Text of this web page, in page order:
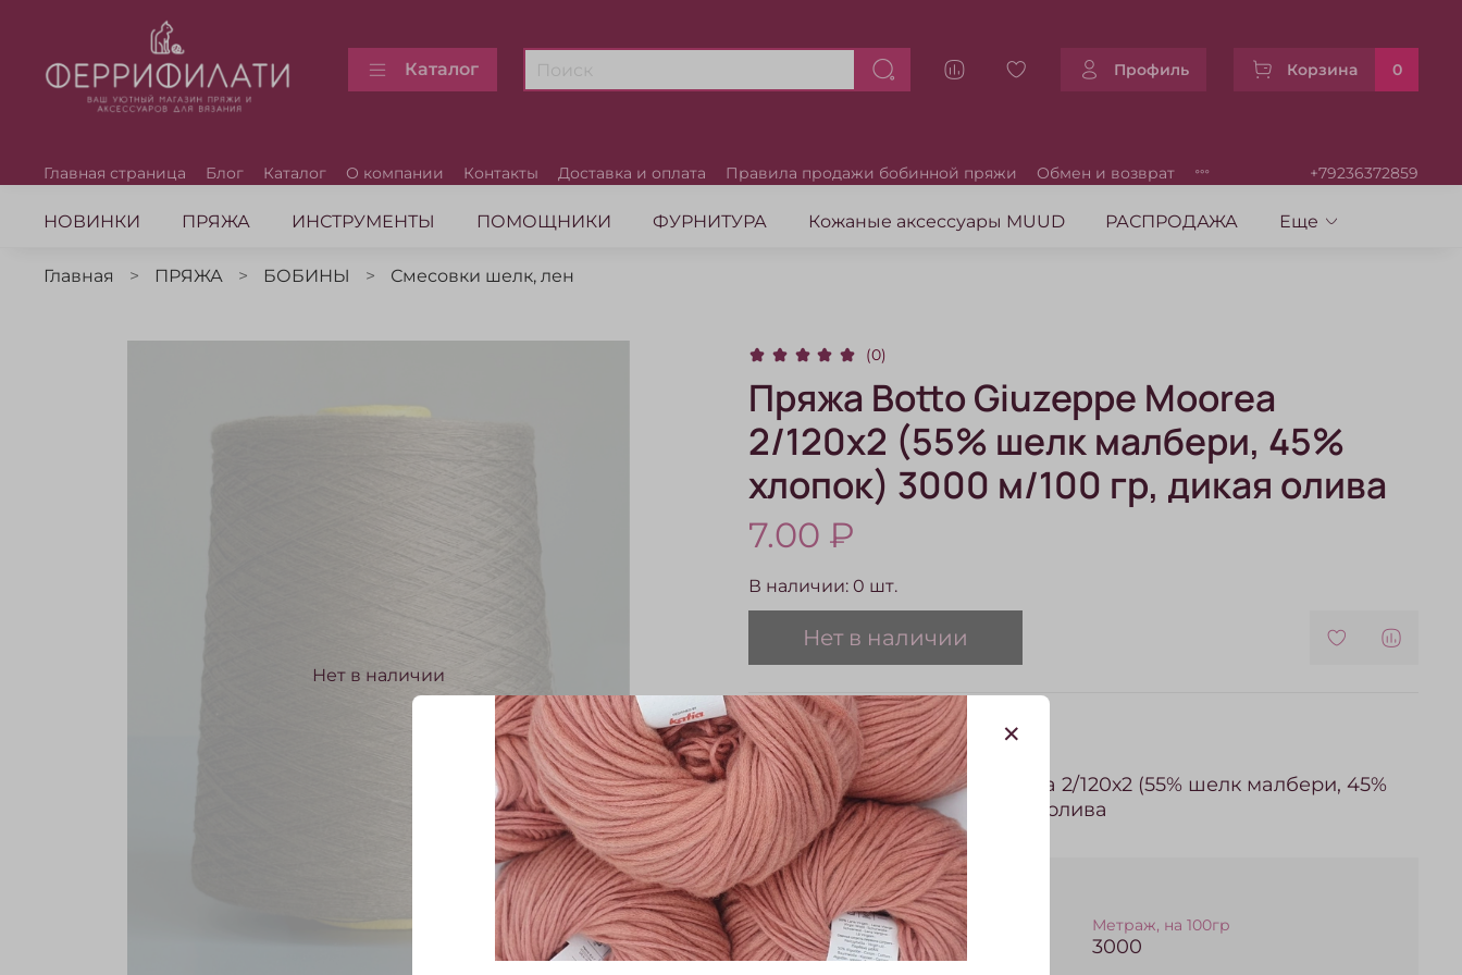
Каталог Профиль Корзина 0
Главная страница Блог Каталог О компании Контакты Доставка и оплата Правила продажи бобинной пряжи Обмен и возврат +79236372859
НОВИНКИ ПРЯЖА ИНСТРУМЕНТЫ ПОМОЩНИКИ ФУРНИТУРА Кожаные аксессуары MUUD РАСПРОДАЖА Еще
Главная ПРЯЖА БОБИНЫ Смесовки шелк, лен
Нет в наличии
(0)
Пряжа Botto Giuzeppe Moorea
2/120х2 (55% шелк малбери, 45%
хлопок) 3000 м/100 гр, дикая олива
7.00 ₽
В наличии: 0 шт.
Нет в наличии
Описание
Пряжа Botto Giuzeppe Moorea 2/120х2 (55% шелк малбери, 45%
хлопок) 3000 м/100 гр, дикая олива
Характеристики
Состав
шелк/хлопок
Метраж, на 100гр
3000